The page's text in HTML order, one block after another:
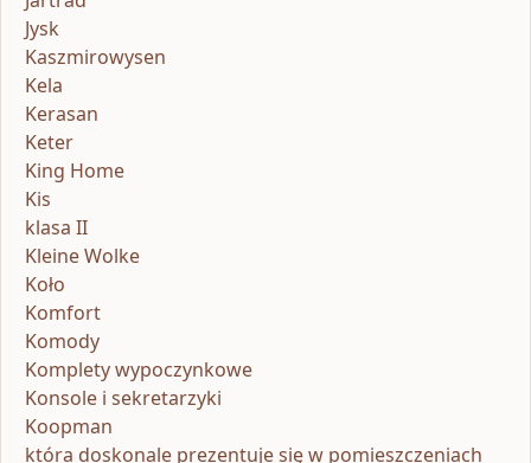
Jysk
Kaszmirowysen
Kela
Kerasan
Keter
King Home
Kis
klasa II
Kleine Wolke
Koło
Komfort
Komody
Komplety wypoczynkowe
Konsole i sekretarzyki
Koopman
która doskonale prezentuje się w pomieszczeniach